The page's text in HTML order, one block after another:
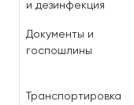
и дезинфекция
Документы и
госпошлины
Транспортировка